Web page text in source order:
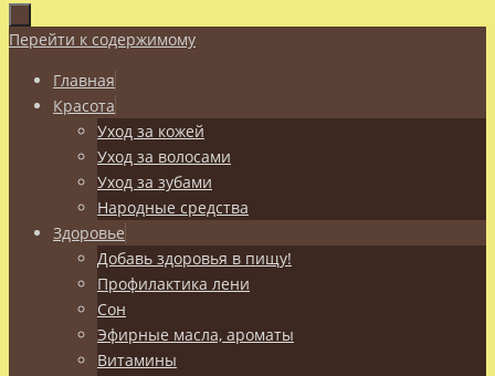
Перейти к содержимому
Главная
Красота
Уход за кожей
Уход за волосами
Уход за зубами
Народные средства
Здоровье
Добавь здоровья в пищу!
Профилактика лени
Сон
Эфирные масла, ароматы
Витамины